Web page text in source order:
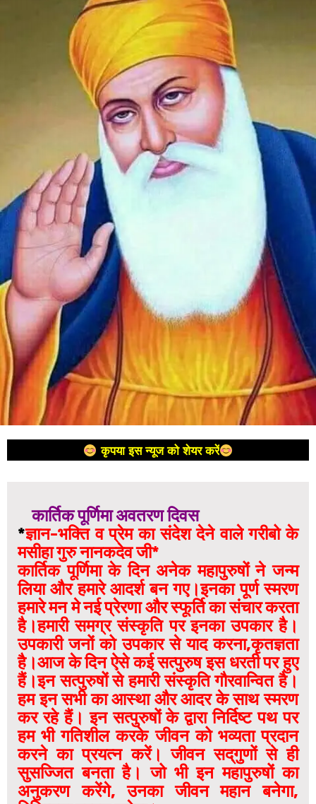
कृपया इस न्यूज को शेयर करें
कार्तिक पूर्णिमा अवतरण दिवस
*ज्ञान-भक्ति व प्रेम का संदेश देने वाले गरीबो के
मसीहा गुरु नानकदेव जी*
कार्तिक पूर्णिमा के दिन अनेक महापुरुषों ने जन्म
लिया और हमारे आदर्श बन गए।इनका पूर्ण स्मरण
हमारे मन मे नई प्रेरणा और स्फूर्ति का संचार करता
है।हमारी समग्र संस्कृति पर इनका उपकार है।
उपकारी जनों को उपकार से याद करना,कृतज्ञता
है।आज के दिन ऐसे कई सत्पुरुष इस धरती पर हुए
हैं।इन सत्पुरुषों से हमारी संस्कृति गौरवान्वित है।
हम इन सभी का आस्था और आदर के साथ स्मरण
कर रहे हैं। इन सत्पुरुषों के द्वारा निर्दिष्ट पथ पर
हम भी गतिशील करके जीवन को भव्यता प्रदान
करने का प्रयत्न करें। जीवन सद्‌गुणों से ही
सुसज्जित बनता है। जो भी इन महापुरुषों का
अनुकरण करेंगे, उनका जीवन महान बनेगा,